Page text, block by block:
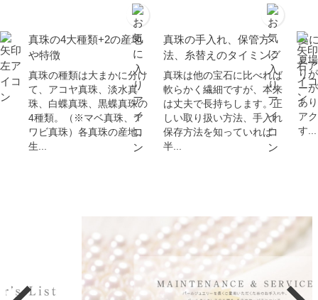
真珠の4大種類+2の産地
や特徴
真珠の種類は大まかに分け
て、アコヤ真珠、淡水真
珠、白蝶真珠、黒蝶真珠の
4種類。（※マベ真珠、ア
ワビ真珠）各真珠の産地、
生...
真珠の手入れ、保管方
法、糸替えのタイミング
真珠は他の宝石に比べれば
軟らかく繊細ですが、本来
は丈夫で長持ちします。正
しい取り扱い方法、手入れ
保存方法を知っていれば
半...
夏
夏
り
ー
あ
ア
す...